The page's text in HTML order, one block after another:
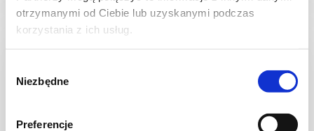
otrzymanymi od Ciebie lub uzyskanymi podczas
korzystania z ich usług.
zgody
Niezbędne
Preferencje